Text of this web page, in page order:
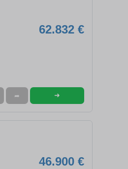
62.832 €
➦ ➜
46.900 €